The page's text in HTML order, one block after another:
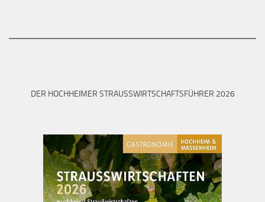
DER HOCHHEIMER STRAUSSWIRTSCHAFTSFÜHRER 2026